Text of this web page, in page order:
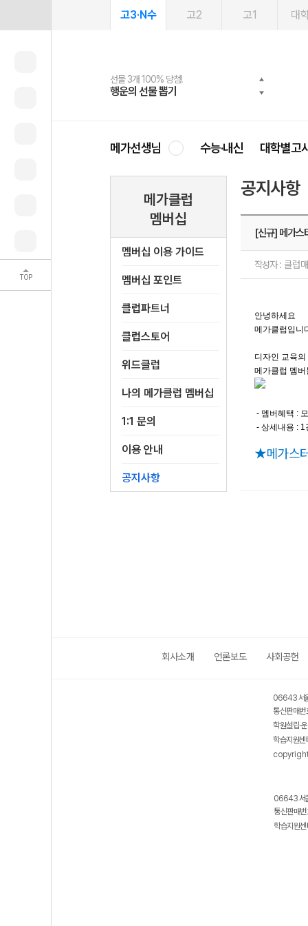
TOP
고3·N수 고2 고1 대
선물 3개 100% 당첨!
행운의 선물 뽑기
선물 100% 증정!
메가스터디 X 올리브
여름방학 스터디 캐시백
메가런 썸머스쿨
2027 러셀 단과
강사 공개선발
스마트러닝앱
설문 EVENT
메가패스
3일 무료 체험권
메가패스 수강생 무료혜택!
메가클럽 멤버십
사회공헌 캠페인
희망이룸 메가나눔
메가선생님 수능·내신 대학별고
메가클럽
멤버십
멤버십 이용 가이드
멤버십 포인트
클럽파트너
클럽스토어
위드클럽
나의 메가클럽 멤버십
1:1 문의
이용 안내
공지사항
공지사항
[신규] 메가스
작성자 : 클럽
안녕하세요
메가클럽입니
디자인 교육
메가클럽 멤
- 멤버혜택 :
- 상세내용 :
★메가스
회사소개 언론보도 사회공헌
06643 서
통신판매
학원설립·
학습지원
06643 서
통신판매
학습지원